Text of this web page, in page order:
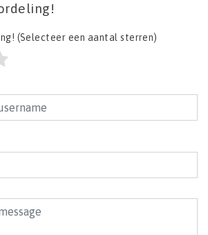
(Selecteer een aantal sterren)